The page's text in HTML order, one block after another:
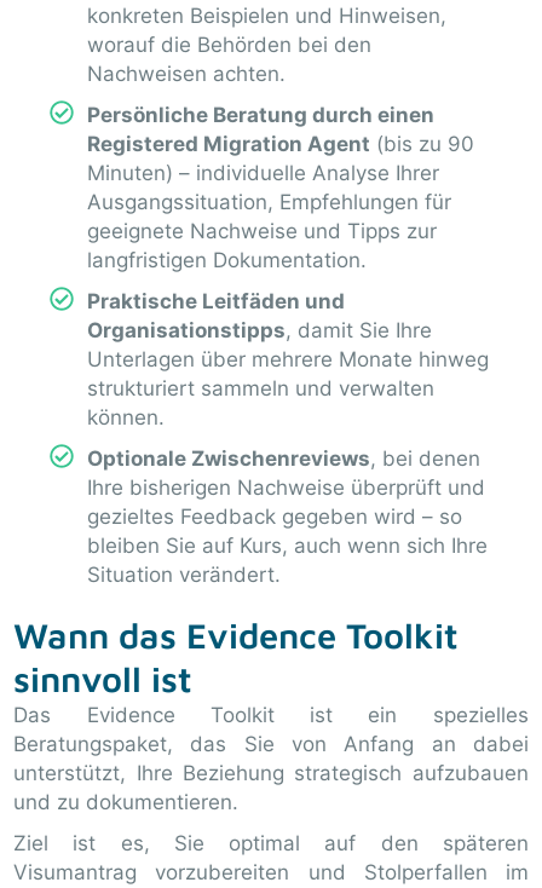
konkreten Beispielen und Hinweisen,
worauf die Behörden bei den
Nachweisen achten.
Persönliche Beratung durch einen
Registered Migration Agent (bis zu 90
Minuten) – individuelle Analyse Ihrer
Ausgangssituation, Empfehlungen für
geeignete Nachweise und Tipps zur
langfristigen Dokumentation.
Praktische Leitfäden und
Organisationstipps, damit Sie Ihre
Unterlagen über mehrere Monate hinweg
strukturiert sammeln und verwalten
können.
Optionale Zwischenreviews, bei denen
Ihre bisherigen Nachweise überprüft und
gezieltes Feedback gegeben wird – so
bleiben Sie auf Kurs, auch wenn sich Ihre
Situation verändert.
Wann das Evidence Toolkit
sinnvoll ist
Das Evidence Toolkit ist ein spezielles
Beratungspaket, das Sie von Anfang an dabei
unterstützt, Ihre Beziehung strategisch aufzubauen
und zu dokumentieren.
Ziel ist es, Sie optimal auf den späteren
Visumantrag vorzubereiten und Stolperfallen im